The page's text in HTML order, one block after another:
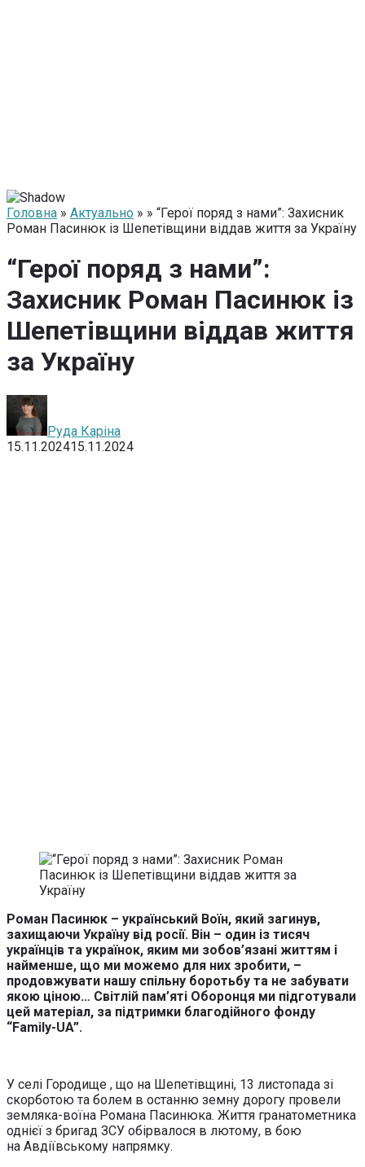
Головна » Актуально » » “Герої поряд з нами”: Захисник
Роман Пасинюк із Шепетівщини віддав життя за Україну
“Герої поряд з нами”:
Захисник Роман Пасинюк із
Шепетівщини віддав життя
за Україну
Руда Каріна
15.11.202415.11.2024
Роман Пасинюк – український Воїн, який загинув,
захищаючи Україну від росії. Він – один із тисяч
українців та українок, яким ми зобов’язані життям і
найменше, що ми можемо для них зробити, –
продовжувати нашу спільну боротьбу та не забувати
якою ціною… Світлій пам’яті Оборонця ми підготували
цей матеріал, за підтримки благодійного фонду
“Family-UA”.
У селі Городище , що на Шепетівщині, 13 листопада зі
скорботою та болем в останню земну дорогу провели
земляка-воїна Романа Пасинюка. Життя гранатометника
однієї з бригад ЗСУ обірвалося в лютому, в бою
на Авдіївському напрямку.